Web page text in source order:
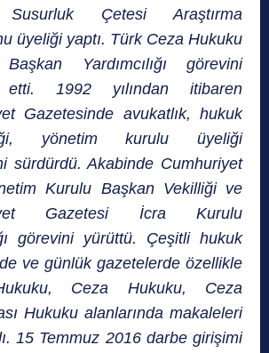
Çetesi Araştırma
üyeliği yaptı. Türk Ceza Hukuku
Yardımcılığı görevini
etti. 1992 yılından itibaren
Gazetesinde avukatlık, hukuk
yönetim kurulu üyeliği
sürdürdü. Akabinde Cumhuriyet
Kurulu Başkan Vekilliği ve
Gazetesi İcra Kurulu
görevini yürüttü. Çeşitli hukuk
ve günlük gazetelerde özellikle
Ceza Hukuku, Ceza
Hukuku alanlarında makaleleri
15 Temmuz 2016 darbe girişimi